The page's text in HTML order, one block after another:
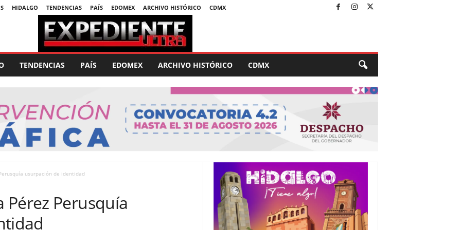
HIDALGO TENDENCIAS PAÍS EDOMEX ARCHIVO HISTÓRICO CDMX
TENDENCIAS PAÍS EDOMEX ARCHIVO HISTÓRICO CDMX
usurpación de identidad
Perusquía